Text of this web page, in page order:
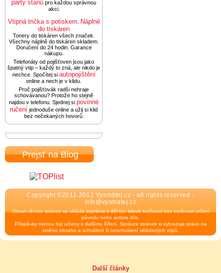
party stanů pro každou správnou
akci.
Vtipná trička s potiskem Náplně
do tiskáren
Tonery do tiskáren všech značek.
Všechny náplně do tiskáren skladem.
Doručení do 24 hodin. Garance
nákupu.
Telefonáty od pojišťoven jsou jako
špatný vtip – každý to zná, ale nikdo je
nechce. Spočítej si autopojištění
online a nech je v klidu.
Proč pojišťovák radši nehraje
schovávanou? Protože ho stejně
najdou v telefonu. Sjednej si povinné
ručení jednoduše online a užij si klid
bez nečekaných hovorů.
Prejsť na Blog
Copyright ©2011-2012 Vysmátej.cz - all rights reserved -
info@vysmatej.cz
Obsah těchto stránek se skládá zejména z děl tzv. lidové tvořivosti bez možnosti určení
původu nebo autora díla.
Příspěvky mohou být určeny k dalšímu šíření. Správce stránek si vyhrazuje právo na
změnu obsahu a schválení či neschválení vkládaných vtipů.
Další články